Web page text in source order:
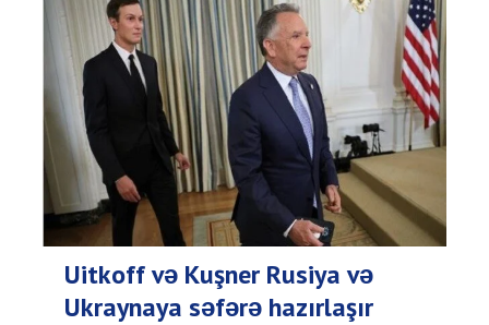
Uitkoff və Kuşner Rusiya və
Ukraynaya səfərə hazırlaşır